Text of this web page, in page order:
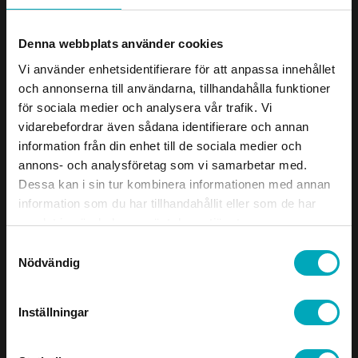
Denna webbplats använder cookies
Vi använder enhetsidentifierare för att anpassa innehållet
och annonserna till användarna, tillhandahålla funktioner
för sociala medier och analysera vår trafik. Vi
vidarebefordrar även sådana identifierare och annan
information från din enhet till de sociala medier och
annons- och analysföretag som vi samarbetar med.
Dessa kan i sin tur kombinera informationen med annan
information som du har tillhandahållit eller som de har
samlat in när du har använt deras tjänster.
Nödvändig
Inställningar
Bransch
Gå till projekt